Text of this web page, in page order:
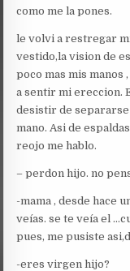
como me la pones.
le volvi a restregar
vestido,la vision de
poco mas mis manos
a sentir mi ereccion.
desistir de
mano. Asi de
reojo me hablo.
– perdon hijo. no
-mama , desde hace
veías. se te veía el
pues, me pusiste
-eres virgen hijo?